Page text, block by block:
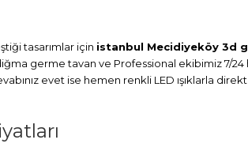
tasarımlar için istanbul Mecidiyeköy 3d
germe tavan ve Professional ekibimiz 7/
evet ise hemen renkli LED ışıklarla